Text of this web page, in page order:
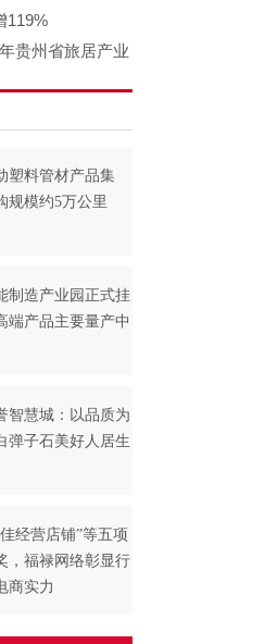
119%
贵州省旅居产业
塑料管材产品集
规模约5万公里
制造产业园正式挂
端产品主要量产中
智慧城：以品质为
弹子石美好人居生
经营店铺”等五项
，福禄网络彰显行
商实力